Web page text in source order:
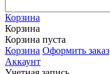
Корзина
Корзина
Корзина пуста
Корзина Оформить заказ
Аккаунт